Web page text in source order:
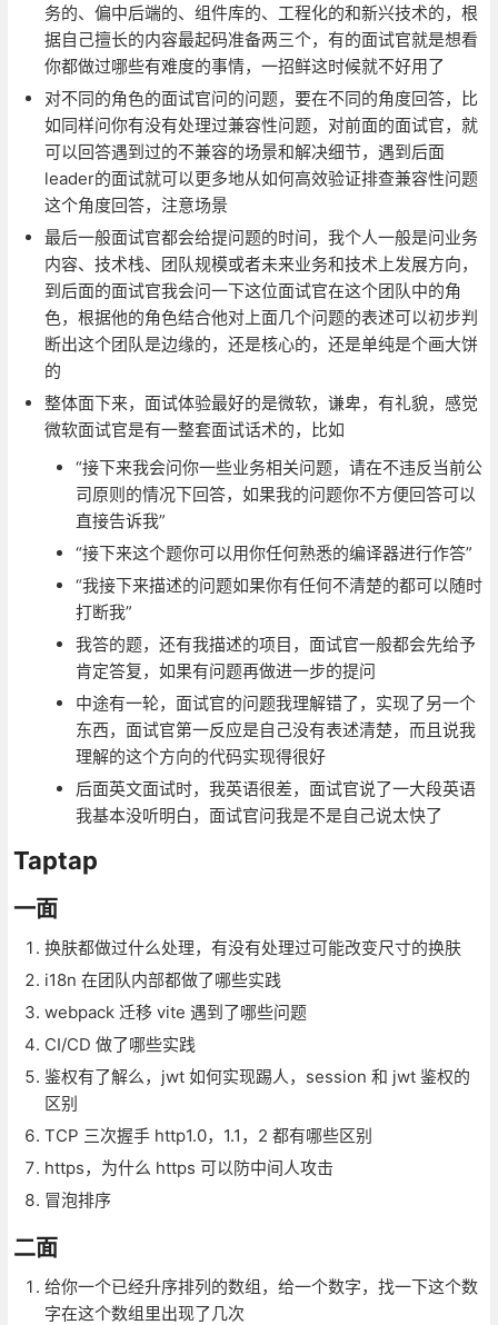
务的、偏中后端的、组件库的、工程化的和新兴技术的，根
据自己擅长的内容最起码准备两三个，有的面试官就是想看
你都做过哪些有难度的事情，一招鲜这时候就不好用了
对不同的角色的面试官问的问题，要在不同的角度回答，比
如同样问你有没有处理过兼容性问题，对前面的面试官，就
可以回答遇到过的不兼容的场景和解决细节，遇到后面
leader的面试就可以更多地从如何高效验证排查兼容性问题
这个角度回答，注意场景
最后一般面试官都会给提问题的时间，我个人一般是问业务
内容、技术栈、团队规模或者未来业务和技术上发展方向，
到后面的面试官我会问一下这位面试官在这个团队中的角
色，根据他的角色结合他对上面几个问题的表述可以初步判
断出这个团队是边缘的，还是核心的，还是单纯是个画大饼
的
整体面下来，面试体验最好的是微软，谦卑，有礼貌，感觉
微软面试官是有一整套面试话术的，比如
“接下来我会问你一些业务相关问题，请在不违反当前公
司原则的情况下回答，如果我的问题你不方便回答可以
直接告诉我”
“接下来这个题你可以用你任何熟悉的编译器进行作答”
“我接下来描述的问题如果你有任何不清楚的都可以随时
打断我”
我答的题，还有我描述的项目，面试官一般都会先给予
肯定答复，如果有问题再做进一步的提问
中途有一轮，面试官的问题我理解错了，实现了另一个
东西，面试官第一反应是自己没有表述清楚，而且说我
理解的这个方向的代码实现得很好
后面英文面试时，我英语很差，面试官说了一大段英语
我基本没听明白，面试官问我是不是自己说太快了
Taptap
一面
换肤都做过什么处理，有没有处理过可能改变尺寸的换肤
i18n 在团队内部都做了哪些实践
webpack 迁移 vite 遇到了哪些问题
CI/CD 做了哪些实践
鉴权有了解么，jwt 如何实现踢人，session 和 jwt 鉴权的
区别
TCP 三次握手 http1.0，1.1，2 都有哪些区别
https，为什么 https 可以防中间人攻击
冒泡排序
二面
给你一个已经升序排列的数组，给一个数字，找一下这个数
字在这个数组里出现了几次